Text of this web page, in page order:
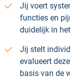
Jij voert
functies en
duidelijk in
Jij stelt
evalueert
basis van de